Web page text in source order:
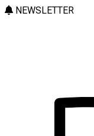
NEWSLETTER